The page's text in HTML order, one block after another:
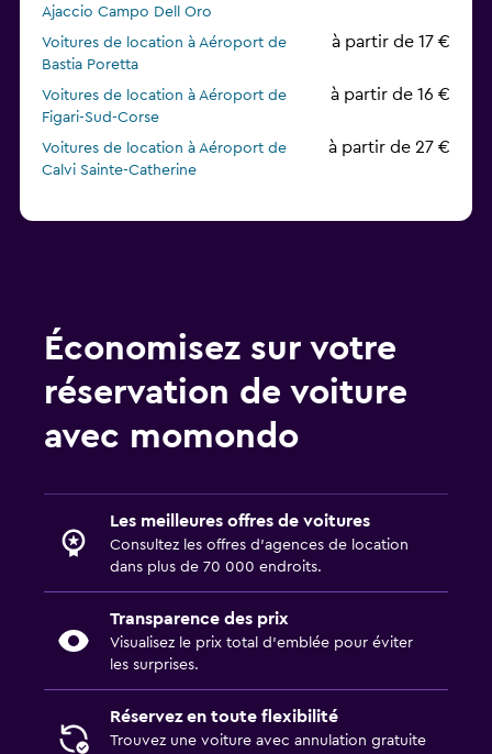
Ajaccio Campo Dell Oro
Voitures de location à Aéroport de
Bastia Poretta
à partir de 17 €
Voitures de location à Aéroport de
Figari-Sud-Corse
à partir de 16 €
Voitures de location à Aéroport de
Calvi Sainte-Catherine
à partir de 27 €
Économisez sur votre
réservation de voiture
avec momondo
Les meilleures offres de voitures
Consultez les offres d’agences de location
dans plus de 70 000 endroits.
Transparence des prix
Visualisez le prix total d’emblée pour éviter
les surprises.
Réservez en toute flexibilité
Trouvez une voiture avec annulation gratuite